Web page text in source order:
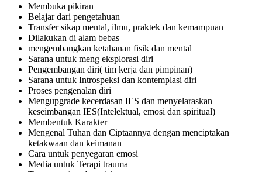
Membuka pikiran
Belajar dari pengetahuan
Transfer sikap mental, ilmu, praktek dan kemampuan
Dilakukan di alam bebas
mengembangkan ketahanan fisik dan mental
Sarana untuk meng eksplorasi diri
Pengembangan diri( tim kerja dan pimpinan)
Sarana untuk Introspeksi dan kontemplasi diri
Proses pengenalan diri
Mengupgrade kecerdasan IES dan menyelaraskan
keseimbangan IES(Intelektual, emosi dan spiritual)
Membentuk Karakter
Mengenal Tuhan dan Ciptaannya dengan menciptakan
ketakwaan dan keimanan
Cara untuk penyegaran emosi
Media untuk Terapi trauma